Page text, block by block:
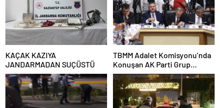
imkânsız
KAÇAK KAZIYA
JANDARMADAN SUÇÜSTÜ
TBMM Adalet Komisyonu’nda
Konuşan AK Parti Grup
Başkanvekili Abdulhamit Gül:
“Kanun Teklifi Milletimizin
Teklifidir”